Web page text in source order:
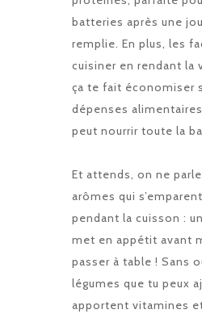
batteries après une
remplie. En plus, les
cuisiner en rendant la
ça te fait économiser
dépenses
peut nourrir toute la
Et attends, on ne
arômes qui
pendant la cuisson :
met en appétit avant
passer à table ! Sans
légumes que tu peux
apportent vitamines